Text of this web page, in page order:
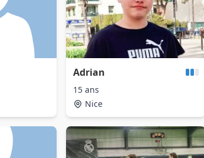
Adrian
15 ans
Nice